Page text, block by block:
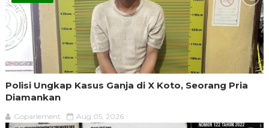
Polisi Ungkap Kasus Ganja di X Koto, Seorang Pria
Diamankan
Goparlement Aug 05, 2026